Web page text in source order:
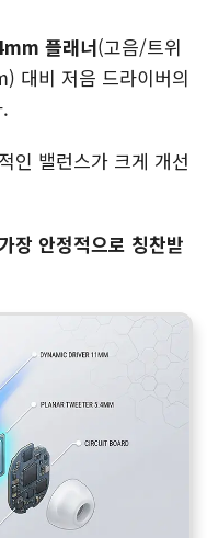
플래너(고음/트위
대비 저음 드라이버의
인 밸런스가 크게 개선
가장 안정적으로 칭찬받